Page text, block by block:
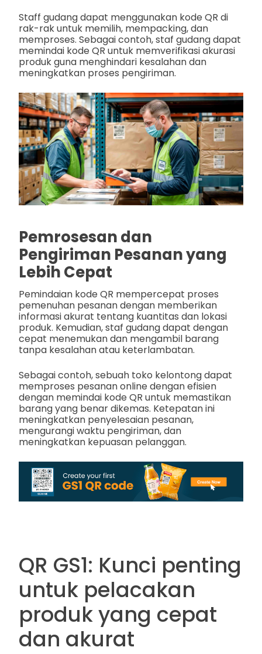
Staff gudang dapat menggunakan kode QR di
rak-rak untuk memilih, mempacking, dan
memproses. Sebagai contoh, staf gudang dapat
memindai kode QR untuk memverifikasi akurasi
produk guna menghindari kesalahan dan
meningkatkan proses pengiriman.
Pemrosesan dan
Pengiriman Pesanan yang
Lebih Cepat
Pemindaian kode QR mempercepat proses
pemenuhan pesanan dengan memberikan
informasi akurat tentang kuantitas dan lokasi
produk. Kemudian, staf gudang dapat dengan
cepat menemukan dan mengambil barang
tanpa kesalahan atau keterlambatan.
Sebagai contoh, sebuah toko kelontong dapat
memproses pesanan online dengan efisien
dengan memindai kode QR untuk memastikan
barang yang benar dikemas. Ketepatan ini
meningkatkan penyelesaian pesanan,
mengurangi waktu pengiriman, dan
meningkatkan kepuasan pelanggan.
QR GS1: Kunci penting
untuk pelacakan
produk yang cepat
dan akurat